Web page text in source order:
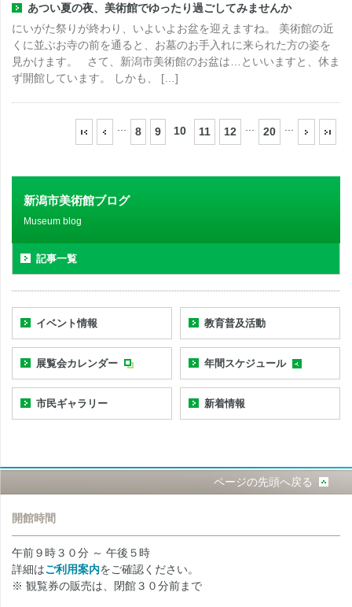
あつい夏の夜、美術館でゆったり過ごしてみませんか
にいがた祭りが終わり、いよいよお盆を迎えますね。 美術館の近
くに並ぶお寺の前を通ると、お墓のお手入れに来られた方の姿を
見かけます。 さて、新潟市美術館のお盆は…といいますと、休ま
ず開館しています。 しかも、 […]
8 9 10 11 12 20
新潟市美術館ブログ
Museum blog
記事一覧
イベント情報 教育普及活動
展覧会カレンダー 年間スケジュール
市民ギャラリー 新着情報
ページの先頭へ戻る
開館時間
午前９時３０分 ～ 午後５時
詳細はご利用案内をご確認ください。
※ 観覧券の販売は、閉館３０分前まで